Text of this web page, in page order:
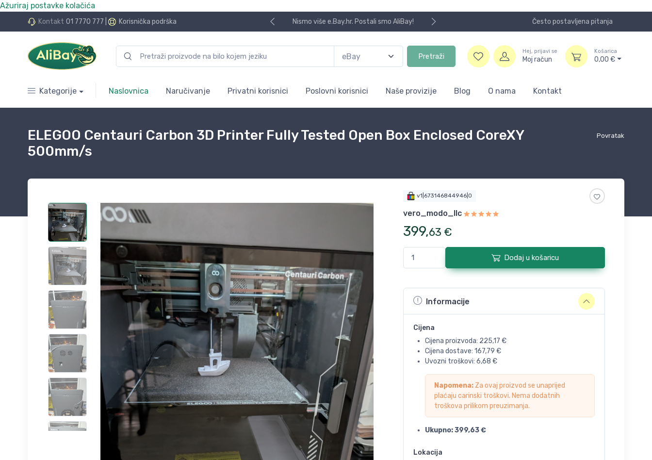
Ažuriraj postavke kolačića
Kontakt 01 7770 777 Korisnička podrška
24 rate bez kamata Nismo više e.Bay.hr. Postali smo AliBay! Često postavljena pitanja
Pretraži
Hej, prijavi se
Moj račun
Košarica
0,00 €
Kategorije Naslovnica Naručivanje Privatni korisnici Poslovni korisnici Naše provizije Blog O nama Kontakt
Povratak
ELEGOO Centauri Carbon 3D Printer Fully Tested Open Box Enclosed CoreXY
500mm/s
v1|673146844946|0
vero_modo_llc
399,63 €
Dodaj u košaricu
Informacije
Cijena
Cijena proizvoda: 225,17 €
Cijena dostave: 167,79 €
Uvozni troškovi: 6,68 €
Napomena:Za ovaj proizvod se unaprijed
plaćaju carinski troškovi. Nema dodatnih
troškova prilikom preuzimanja.
Ukupno:399,63€
Lokacija